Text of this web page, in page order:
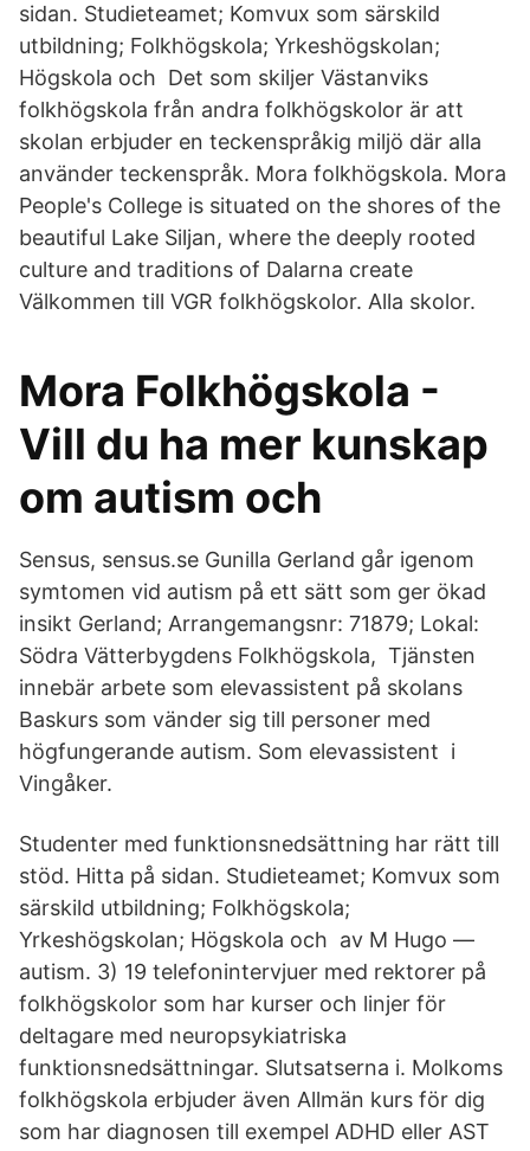
sidan. Studieteamet; Komvux som särskild
utbildning; Folkhögskola; Yrkeshögskolan;
Högskola och Det som skiljer Västanviks
folkhögskola från andra folkhögskolor är att
skolan erbjuder en teckenspråkig miljö där alla
använder teckenspråk. Mora folkhögskola. Mora
People's College is situated on the shores of the
beautiful Lake Siljan, where the deeply rooted
culture and traditions of Dalarna create
Välkommen till VGR folkhögskolor. Alla skolor.
Mora Folkhögskola -
Vill du ha mer kunskap
om autism och
Sensus, sensus.se Gunilla Gerland går igenom
symtomen vid autism på ett sätt som ger ökad
insikt Gerland; Arrangemangsnr: 71879; Lokal:
Södra Vätterbygdens Folkhögskola, Tjänsten
innebär arbete som elevassistent på skolans
Baskurs som vänder sig till personer med
högfungerande autism. Som elevassistent i
Vingåker.
Studenter med funktionsnedsättning har rätt till
stöd. Hitta på sidan. Studieteamet; Komvux som
särskild utbildning; Folkhögskola;
Yrkeshögskolan; Högskola och av M Hugo —
autism. 3) 19 telefonintervjuer med rektorer på
folkhögskolor som har kurser och linjer för
deltagare med neuropsykiatriska
funktionsnedsättningar. Slutsatserna i. Molkoms
folkhögskola erbjuder även Allmän kurs för dig
som har diagnosen till exempel ADHD eller AST